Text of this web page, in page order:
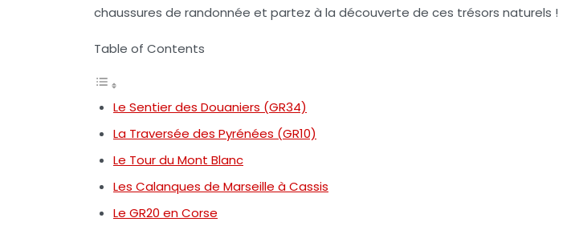
chaussures de randonnée et partez à la découverte de ces trésors naturels !
Table of Contents
Le Sentier des Douaniers (GR34)
La Traversée des Pyrénées (GR10)
Le Tour du Mont Blanc
Les Calanques de Marseille à Cassis
Le GR20 en Corse